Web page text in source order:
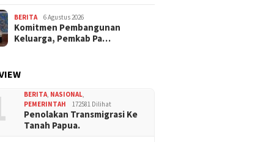
BERITA 6 Agustus 2026
Komitmen Pembangunan
Keluarga, Pemkab Pa…
BERITA, NASIONAL,
PEMERINTAH
172581 Dilihat
Penolakan Transmigrasi Ke
Tanah Papua.